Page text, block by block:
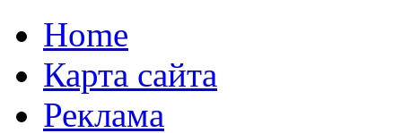
Home
Карта сайта
Реклама